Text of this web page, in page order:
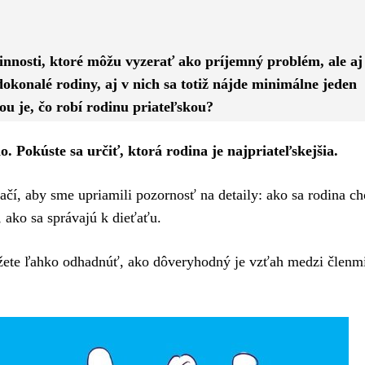
ktoré môžu vyzerať ako príjemný problém, ale aj
rodiny, aj v nich sa totiž nájde minimálne jeden
je, čo robí rodinu priateľskou?
Pokúste sa určiť, ktorá rodina je najpriateľskejšia.
aby sme upriamili pozornosť na detaily: ako sa rodina
ako sa správajú k dieťaťu.
ľahko odhadnúť, ako dôveryhodný je vzťah medzi